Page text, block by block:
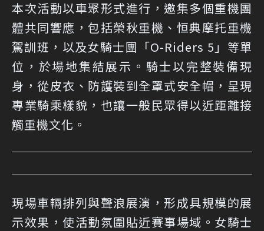
本次活動以車聚形式進行，邀集多個重機團
體共同響應，包括榮秋重機、恒典摩托重機
駕訓班，以及女騎士團「O-Riders 5」等單
位，於場地集結展示。騎士以完整裝備現
身，從皮衣、防護裝到全罩式安全帽，呈現
專業騎乘樣貌，也讓一般民眾得以近距離接
觸重機文化。
現場車輛排列與聲浪展演，形成具規模的展
示效果，使活動氛圍貼近賽事場域。女騎士